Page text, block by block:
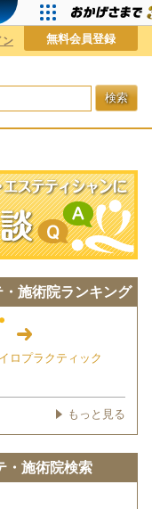
ン 無料会員登録
検索
施術院ランキング
ロプラクティック
もっと見る
・施術院検索